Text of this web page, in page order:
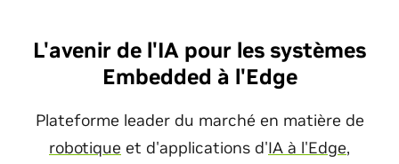
L'avenir de l'IA pour les systèmes
Embedded à l'Edge
Plateforme leader du marché en matière de
robotique et d'applications d'IA à l'Edge,